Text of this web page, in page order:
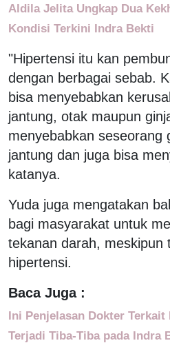
Aldila Jelita Ungkap Dua
Kondisi Terkini Indra Bekti
"Hipertensi itu kan
dengan berbagai sebab.
bisa menyebabkan
jantung, otak maupun
menyebabkan seseorang
jantung dan juga bisa
katanya.
Yuda juga mengatakan
bagi masyarakat untuk
tekanan darah, meskipun
hipertensi.
Baca Juga :
Ini Penjelasan Dokter Terkait
Terjadi Tiba-Tiba pada Indra